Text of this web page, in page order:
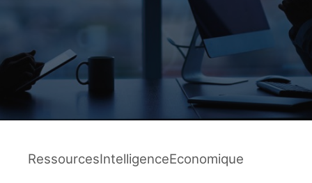
RessourcesIntelligenceEconomique